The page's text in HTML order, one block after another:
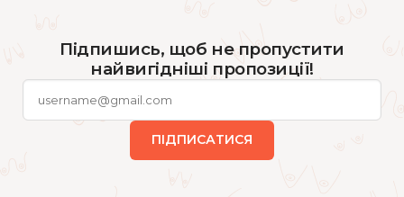
Підпишись, щоб не пропустити
найвигідніші пропозиції!
ПІДПИСАТИСЯ